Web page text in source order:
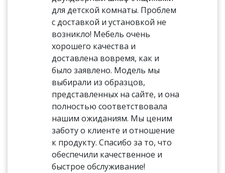
для детской комнаты. Проблем
с доставкой и установкой не
возникло! Мебель очень
хорошего качества и
доставлена вовремя, как и
было заявлено. Модель мы
выбирали из образцов,
представленных на сайте, и она
полностью соответствовала
нашим ожиданиям. Мы ценим
заботу о клиенте и отношение
к продукту. Спасибо за то, что
обеспечили качественное и
быстрое обслуживание!